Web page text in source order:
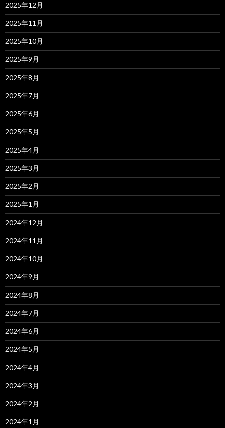
2025年12月
2025年11月
2025年10月
2025年9月
2025年8月
2025年7月
2025年6月
2025年5月
2025年4月
2025年3月
2025年2月
2025年1月
2024年12月
2024年11月
2024年10月
2024年9月
2024年8月
2024年7月
2024年6月
2024年5月
2024年4月
2024年3月
2024年2月
2024年1月